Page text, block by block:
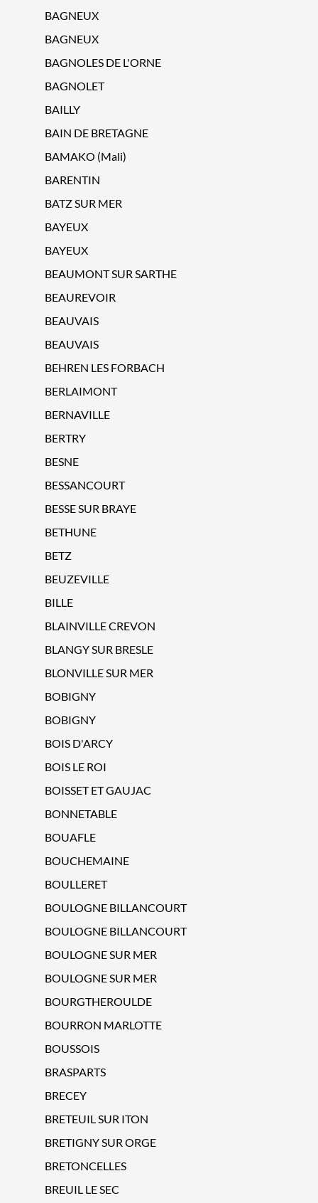
BAGNEUX
BAGNEUX
BAGNOLES DE L'ORNE
BAGNOLET
BAILLY
BAIN DE BRETAGNE
BAMAKO (Mali)
BARENTIN
BATZ SUR MER
BAYEUX
BAYEUX
BEAUMONT SUR SARTHE
BEAUREVOIR
BEAUVAIS
BEAUVAIS
BEHREN LES FORBACH
BERLAIMONT
BERNAVILLE
BERTRY
BESNE
BESSANCOURT
BESSE SUR BRAYE
BETHUNE
BETZ
BEUZEVILLE
BILLE
BLAINVILLE CREVON
BLANGY SUR BRESLE
BLONVILLE SUR MER
BOBIGNY
BOBIGNY
BOIS D'ARCY
BOIS LE ROI
BOISSET ET GAUJAC
BONNETABLE
BOUAFLE
BOUCHEMAINE
BOULLERET
BOULOGNE BILLANCOURT
BOULOGNE BILLANCOURT
BOULOGNE SUR MER
BOULOGNE SUR MER
BOURGTHEROULDE
BOURRON MARLOTTE
BOUSSOIS
BRASPARTS
BRECEY
BRETEUIL SUR ITON
BRETIGNY SUR ORGE
BRETONCELLES
BREUIL LE SEC